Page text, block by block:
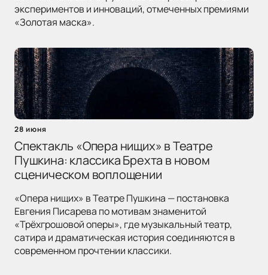
экспериментов и инноваций, отмеченных премиями
«Золотая маска».
28 июня
Спектакль «Опера нищих» в Театре
Пушкина: классика Брехта в новом
сценическом воплощении
«Опера нищих» в Театре Пушкина — постановка
Евгения Писарева по мотивам знаменитой
«Трёхгрошовой оперы», где музыкальный театр,
сатира и драматическая история соединяются в
современном прочтении классики.